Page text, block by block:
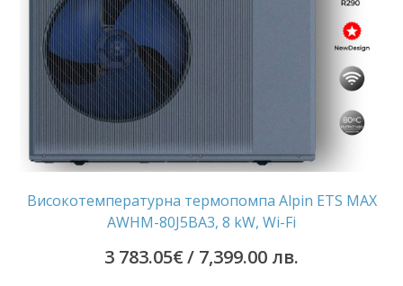
Високотемпературна термопомпа Alpin ETS MAX
AWHM-80J5BA3, 8 kW, Wi-Fi
3 783.05€/ 7,399.00 лв.